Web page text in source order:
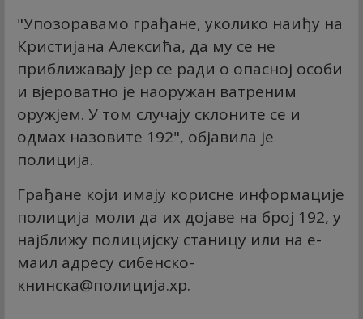
"Упозоравамо грађане, уколико наиђу на
Кристијана Алексића, да му се не
приближавају јер се ради о опасној особи
и вјероватно је наоружан ватреним
оружјем. У том случају склоните се и
одмах назовите 192", објавила је
полиција.
Грађане који имају корисне информације
полиција моли да их дојаве на број 192, у
најближу полицијску станицу или на е-
маил адресу сибенско-
книнска@полиција.хр.